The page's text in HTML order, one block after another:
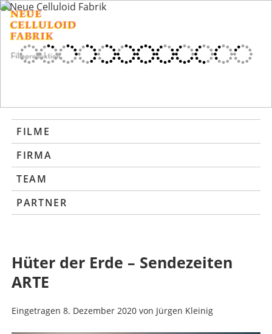
FILME
FIRMA
TEAM
PARTNER
Hüter der Erde – Sendezeiten
ARTE
Eingetragen8. Dezember 2020 von Jürgen Kleinig